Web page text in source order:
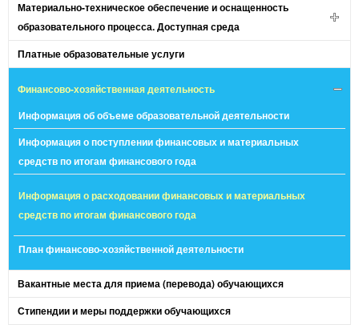
Материально-техническое обеспечение и оснащенность
образовательного процесса. Доступная среда
Платные образовательные услуги
Финансово-хозяйственная деятельность
Информация об объеме образовательной деятельности
Информация о поступлении финансовых и материальных
средств по итогам финансового года
Информация о расходовании финансовых и материальных
средств по итогам финансового года
План финансово-хозяйственной деятельности
Вакантные места для приема (перевода) обучающихся
Стипендии и меры поддержки обучающихся